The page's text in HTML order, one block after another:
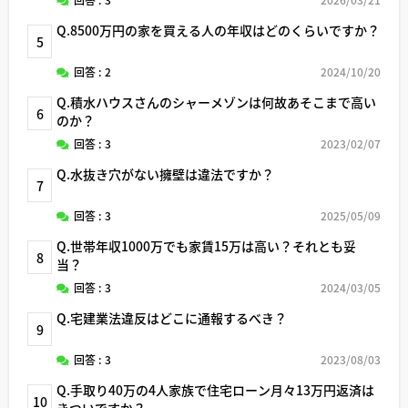
5
Q.8500万円の家を買える人の年収はどのくらいですか？
回答 : 2 2024/10/20
6
Q.積水ハウスさんのシャーメゾンは何故あそこまで高い
のか？
回答 : 3 2023/02/07
7
Q.水抜き穴がない擁壁は違法ですか？
回答 : 3 2025/05/09
8
Q.世帯年収1000万でも家賃15万は高い？それとも妥
当？
回答 : 3 2024/03/05
9
Q.宅建業法違反はどこに通報するべき？
回答 : 3 2023/08/03
10
Q.手取り40万の4人家族で住宅ローン月々13万円返済は